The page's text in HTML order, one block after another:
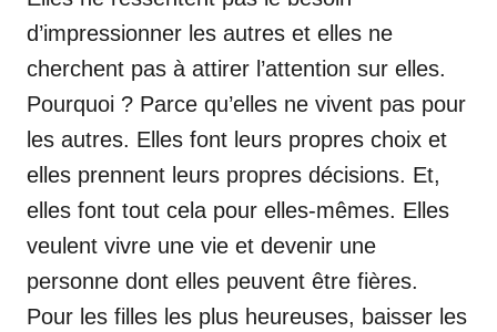
d’impressionner les autres et elles ne
cherchent pas à attirer l’attention sur elles.
Pourquoi ? Parce qu’elles ne vivent pas pour
les autres. Elles font leurs propres choix et
elles prennent leurs propres décisions. Et,
elles font tout cela pour elles-mêmes. Elles
veulent vivre une vie et devenir une
personne dont elles peuvent être fières.
Pour les filles les plus heureuses, baisser les